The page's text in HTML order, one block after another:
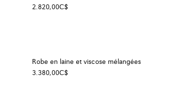
2.820,00C$
Robe en laine et viscose mélangées
3.380,00C$